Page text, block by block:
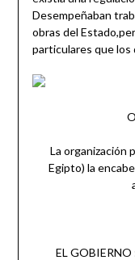
Desempeñaban
obras del
particulares que los
La organización
Egipto) la
EL